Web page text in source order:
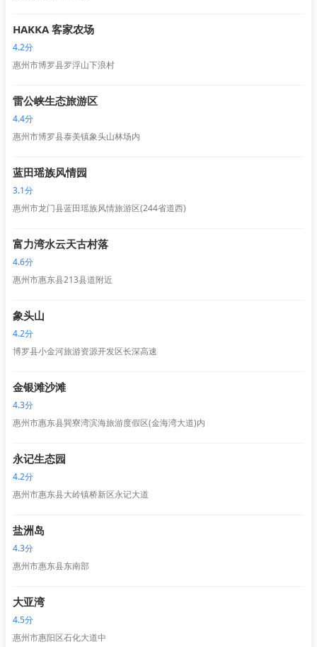
HAKKA 客家农场
4.2分
惠州市博罗县罗浮山下浪村
雷公峡生态旅游区
4.4分
惠州市博罗县泰美镇象头山林场内
蓝田瑶族风情园
3.1分
惠州市龙门县蓝田瑶族风情旅游区(244省道西)
富力湾水云天古村落
4.6分
惠州市惠东县213县道附近
象头山
4.2分
博罗县小金河旅游资源开发区长深高速
金银滩沙滩
4.3分
惠州市惠东县巽寮湾滨海旅游度假区(金海湾大道)内
永记生态园
4.2分
惠州市惠东县大岭镇桥新区永记大道
盐洲岛
4.3分
惠州市惠东县东南部
大亚湾
4.5分
惠州市惠阳区石化大道中